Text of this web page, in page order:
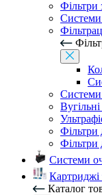
Фільтри
Системи
Фільтри
Фільтри
Системи
Картриджі
Каталог